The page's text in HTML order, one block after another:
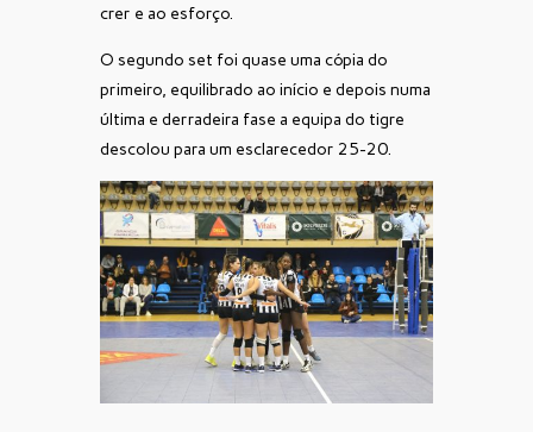
crer e ao esforço.
O segundo set foi quase uma cópia do
primeiro, equilibrado ao início e depois numa
última e derradeira fase a equipa do tigre
descolou para um esclarecedor 25-20.